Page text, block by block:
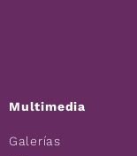
Multimedia
Galerías